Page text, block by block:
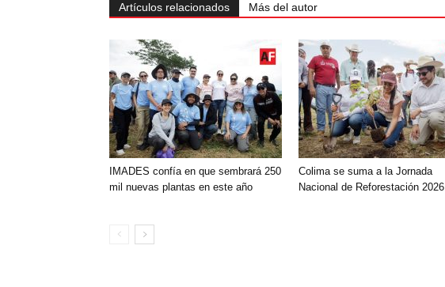
Artículos relacionados Más del autor
IMADES confía en que sembrará 250
mil nuevas plantas en este año
Colima se suma a la Jornada
Nacional de Reforestación 2026